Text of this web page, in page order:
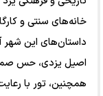
خانه‌های سنتی و
داستان‌های این شهر
اصیل یزدی، حس
همچنین، تور با